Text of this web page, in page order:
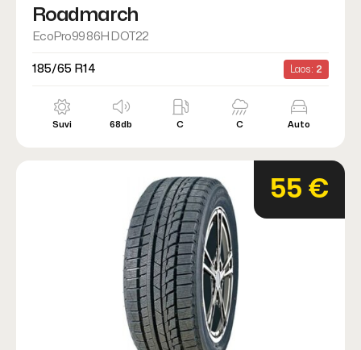
Roadmarch
EcoPro99 86H DOT22
185/65 R14 Laos: 2
Suvi 68db C C Auto
55 €